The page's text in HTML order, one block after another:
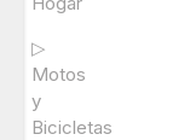
▷
Motos
y
Bicicletas